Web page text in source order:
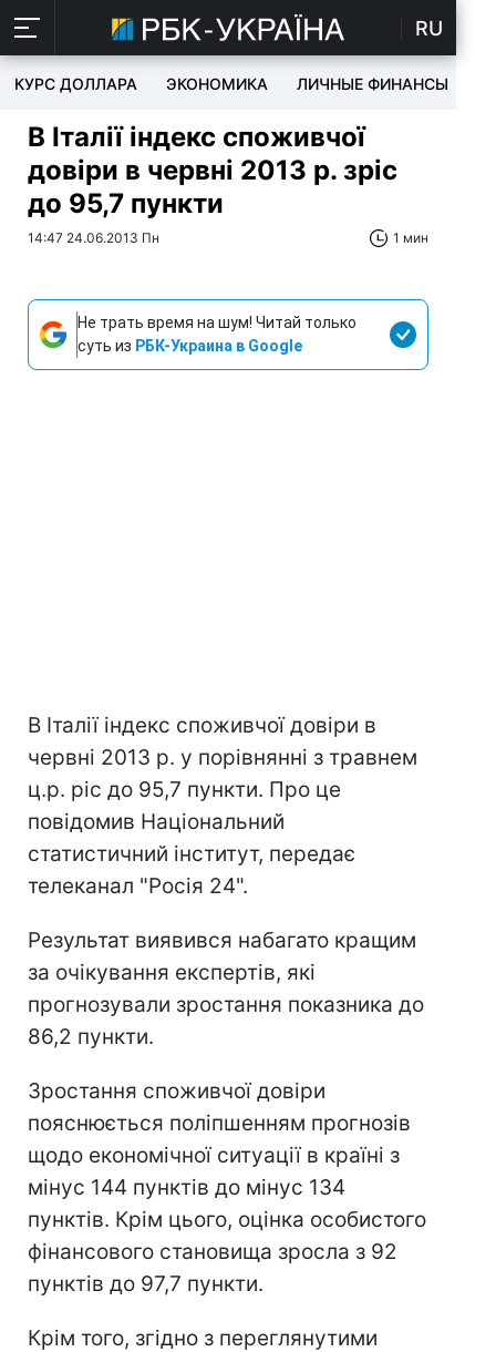
RU
КУРС ДОЛЛАРА ЭКОНОМИКА ЛИЧНЫЕ ФИНАНСЫ
В Італії індекс споживчої
довіри в червні 2013 р. зріс
до 95,7 пункти
14:47 24.06.2013 Пн 1 мин
Не трать время на шум! Читай только
суть из РБК-Украина в Google
В Італії індекс споживчої довіри в
червні 2013 р. у порівнянні з травнем
ц.р. ріс до 95,7 пункти. Про це
повідомив Національний
статистичний інститут, передає
телеканал "Росія 24".
Результат виявився набагато кращим
за очікування експертів, які
прогнозували зростання показника до
86,2 пункти.
Зростання споживчої довіри
пояснюється поліпшенням прогнозів
щодо економічної ситуації в країні з
мінус 144 пунктів до мінус 134
пунктів. Крім цього, оцінка особистого
фінансового становища зросла з 92
пунктів до 97,7 пункти.
Крім того, згідно з переглянутими